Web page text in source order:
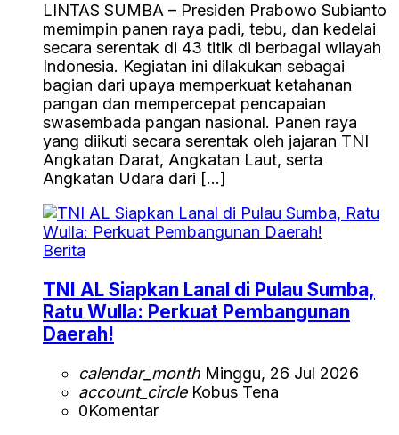
LINTAS SUMBA – Presiden Prabowo Subianto
memimpin panen raya padi, tebu, dan kedelai
secara serentak di 43 titik di berbagai wilayah
Indonesia. Kegiatan ini dilakukan sebagai
bagian dari upaya memperkuat ketahanan
pangan dan mempercepat pencapaian
swasembada pangan nasional. Panen raya
yang diikuti secara serentak oleh jajaran TNI
Angkatan Darat, Angkatan Laut, serta
Angkatan Udara dari […]
Berita
TNI AL Siapkan Lanal di Pulau Sumba,
Ratu Wulla: Perkuat Pembangunan
Daerah!
calendar_month Minggu, 26 Jul 2026
account_circleKobus Tena
0Komentar